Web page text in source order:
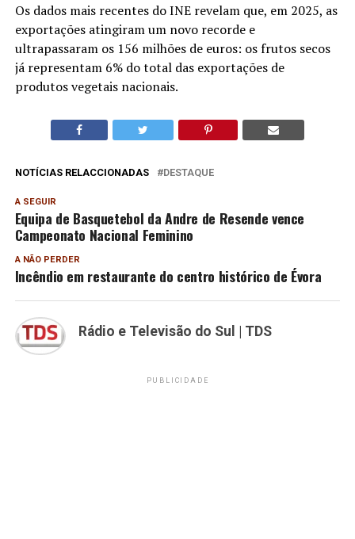
Os dados mais recentes do INE revelam que, em 2025, as
exportações atingiram um novo recorde e
ultrapassaram os 156 milhões de euros: os frutos secos
já representam 6% do total das exportações de
produtos vegetais nacionais.
NOTÍCIAS RELACCIONADAS DESTAQUE
A SEGUIR
Equipa de Basquetebol da Andre de Resende vence
Campeonato Nacional Feminino
A NÃO PERDER
Incêndio em restaurante do centro histórico de Évora
Rádio e Televisão do Sul | TDS
PUBLICIDADE